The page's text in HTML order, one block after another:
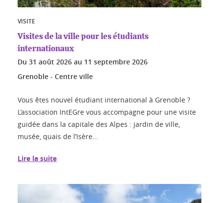
VISITE
Visites de la ville pour les étudiants
internationaux
Du 31 août 2026 au 11 septembre 2026
Grenoble - Centre ville
Vous êtes nouvel étudiant international à Grenoble ?
L’association IntEGre vous accompagne pour une visite
guidée dans la capitale des Alpes : jardin de ville,
musée, quais de l’Isère...
Lire la suite